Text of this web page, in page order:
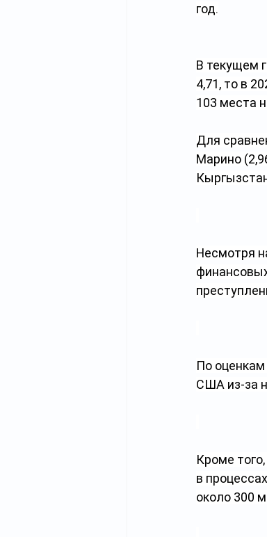
год.
В текущем
4,71, то в
103 места
Для
Марино
Несмотря
По
США из-за
Кроме
в
около 300